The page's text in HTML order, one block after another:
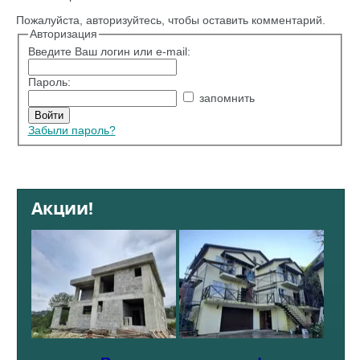
Пожалуйста, авторизуйтесь, чтобы оставить комментарий.
Авторизация
Введите Ваш логин или e-mail:
Пароль:
запомнить
Забыли пароль?
Акции!